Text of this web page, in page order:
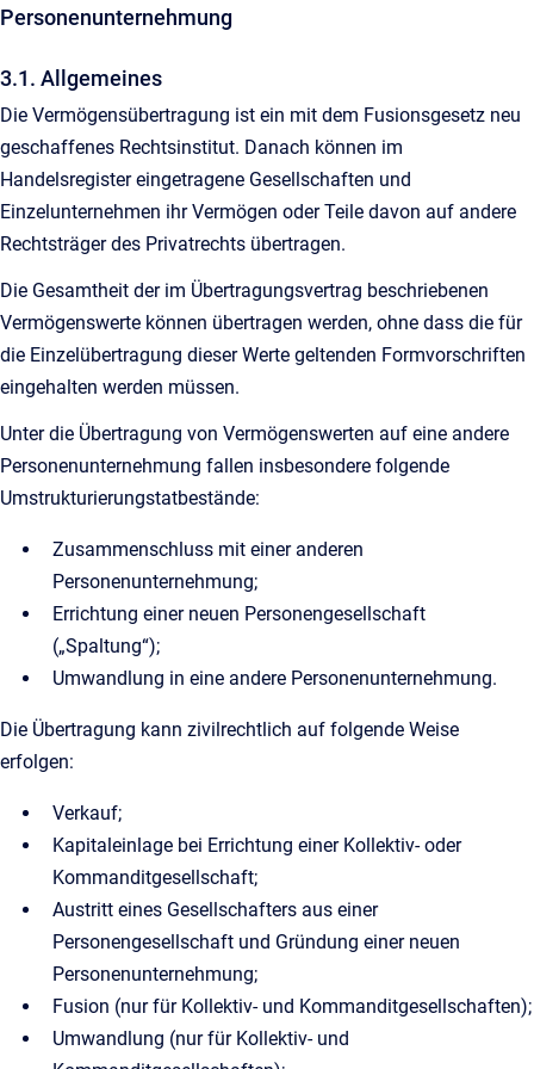
Personenunternehmung
3.1. Allgemeines
Die Vermögensübertragung ist ein mit dem Fusionsgesetz neu
geschaffenes Rechtsinstitut. Danach können im
Handelsregister eingetragene Gesellschaften und
Einzelunternehmen ihr Vermögen oder Teile davon auf andere
Rechtsträger des Privatrechts übertragen.
Die Gesamtheit der im Übertragungsvertrag beschriebenen
Vermögenswerte können übertragen werden, ohne dass die für
die Einzelübertragung dieser Werte geltenden Formvorschriften
eingehalten werden müssen.
Unter die Übertragung von Vermögenswerten auf eine andere
Personenunternehmung fallen insbesondere folgende
Umstrukturierungstatbestände:
Zusammenschluss mit einer anderen
Personenunternehmung;
Errichtung einer neuen Personengesellschaft
(„Spaltung“);
Umwandlung in eine andere Personenunternehmung.
Die Übertragung kann zivilrechtlich auf folgende Weise
erfolgen:
Verkauf;
Kapitaleinlage bei Errichtung einer Kollektiv- oder
Kommanditgesellschaft;
Austritt eines Gesellschafters aus einer
Personengesellschaft und Gründung einer neuen
Personenunternehmung;
Fusion (nur für Kollektiv- und Kommanditgesellschaften);
Umwandlung (nur für Kollektiv- und